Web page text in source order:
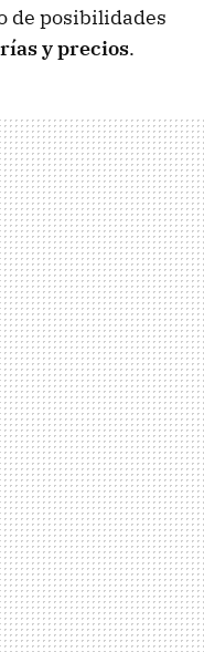
de posibilidades
y precios.